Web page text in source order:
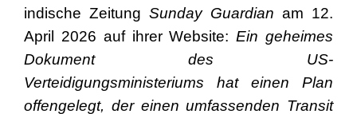
indische Zeitung Sunday Guardian am 12.
April 2026 auf ihrer Website:Ein geheimes
Dokument des US-
Verteidigungsministeriums hat einen Plan
offengelegt, der einen umfassenden Transit